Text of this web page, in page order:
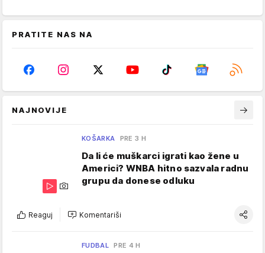
PRATITE NAS NA
NAJNOVIJE
KOŠARKA PRE 3 H
Da li će muškarci igrati kao žene u
Americi? WNBA hitno sazvala radnu
grupu da donese odluku
Reaguj Komentariši
FUDBAL PRE 4 H